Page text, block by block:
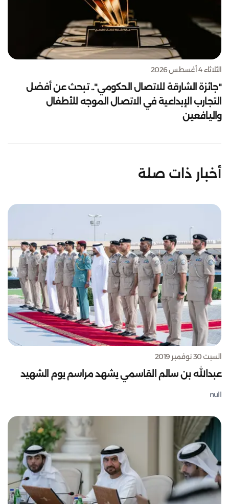
الثلاثاء 4 أغسطس 2026
"جائزة الشارقة للاتصال الحكومي".. تبحث عن أفضل
التجارب الإبداعية في الاتصال الموجه للأطفال
واليافعين
أخبار ذات صلة
السبت 30 نوفمبر 2019
عبدالله بن سالم القاسمي يشهد مراسم يوم الشهيد
null